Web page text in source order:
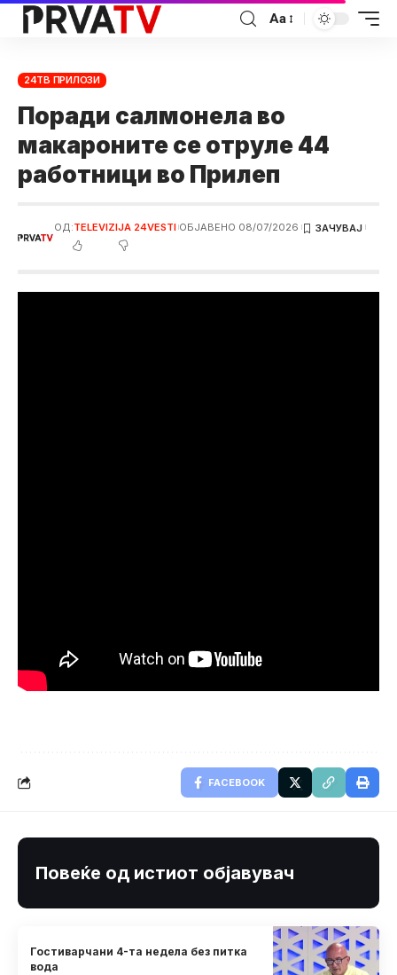
Аа
24ТВ ПРИЛОЗИ
Поради салмонела во
макароните се отруле 44
работници во Прилеп
ОД:TELEVIZIJA 24VESTI ОБЈАВЕНО 08/07/2026
FACEBOOK
Повеќе од истиот објавувач
Гостиварчани 4-та недела без питка
вода